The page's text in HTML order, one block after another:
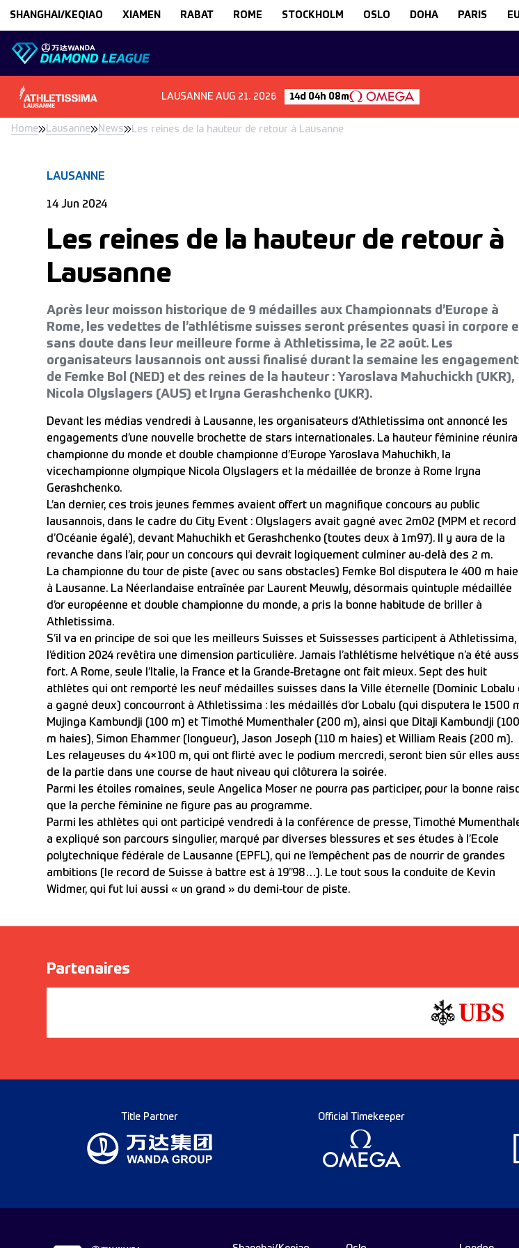
SHANGHAI/KEQIAO XIAMEN RABAT ROME STOCKHOLM OSLO DOHA PARIS
LAUSANNE AUG 21. 2026 14d 04h 08m
Home Lausanne News Les reines de la hauteur de retour à Lausanne
LAUSANNE
14 Jun 2024
Les reines de la hauteur de retour à
Lausanne
Après leur moisson historique de 9 médailles aux Championnats d’Europe à
Rome, les vedettes de l’athlétisme suisses seront présentes quasi in corpore
sans doute dans leur meilleure forme à Athletissima, le 22 août. Les
organisateurs lausannois ont aussi finalisé durant la semaine les
de Femke Bol (NED) et des reines de la hauteur : Yaroslava Mahuchickh (UKR),
Nicola Olyslagers (AUS) et Iryna Gerashchenko (UKR).
Devant les médias vendredi à Lausanne, les organisateurs d’Athletissima ont annoncé les
engagements d’une nouvelle brochette de stars internationales. La hauteur féminine réunira
championne du monde et double championne d’Europe Yaroslava Mahuchikh, la
vicechampionne olympique Nicola Olyslagers et la médaillée de bronze à Rome Iryna
Gerashchenko.
L’an dernier, ces trois jeunes femmes avaient offert un magnifique concours au public
lausannois, dans le cadre du City Event : Olyslagers avait gagné avec 2m02 (MPM et record
d’Océanie égalé), devant Mahuchikh et Gerashchenko (toutes deux à 1m97). Il y aura de la
revanche dans l’air, pour un concours qui devrait logiquement culminer au-delà des 2 m.
La championne du tour de piste (avec ou sans obstacles) Femke Bol disputera le 400 m
à Lausanne. La Néerlandaise entraînée par Laurent Meuwly, désormais quintuple médaillée
d’or européenne et double championne du monde, a pris la bonne habitude de briller à
Athletissima.
S’il va en principe de soi que les meilleurs Suisses et Suissesses participent à Athletissima,
l’édition 2024 revêtira une dimension particulière. Jamais l’athlétisme helvétique n’a été
fort. A Rome, seule l’Italie, la France et la Grande-Bretagne ont fait mieux. Sept des huit
athlètes qui ont remporté les neuf médailles suisses dans la Ville éternelle (Dominic Lobalu
a gagné deux) concourront à Athletissima : les médaillés d’or Lobalu (qui disputera le 1500
Mujinga Kambundji (100 m) et Timothé Mumenthaler (200 m), ainsi que Ditaji Kambundji (100
m haies), Simon Ehammer (longueur), Jason Joseph (110 m haies) et William Reais (200 m).
Les relayeuses du 4×100 m, qui ont flirté avec le podium mercredi, seront bien sûr elles
de la partie dans une course de haut niveau qui clôturera la soirée.
Parmi les étoiles romaines, seule Angelica Moser ne pourra pas participer, pour la bonne
que la perche féminine ne figure pas au programme.
Parmi les athlètes qui ont participé vendredi à la conférence de presse, Timothé
a expliqué son parcours singulier, marqué par diverses blessures et ses études à l’Ecole
polytechnique fédérale de Lausanne (EPFL), qui ne l’empêchent pas de nourrir de grandes
ambitions (le record de Suisse à battre est à 19’’98…). Le tout sous la conduite de Kevin
Widmer, qui fut lui aussi « un grand » du demi-tour de piste.
Partenaires
Title Partner Official Timekeeper